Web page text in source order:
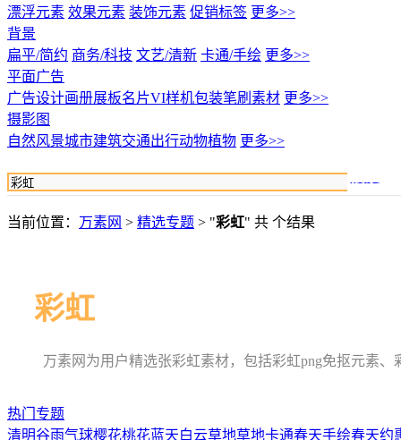
漂浮元素 效果元素 装饰元素 促销标签 更多>>
背景
扁平/简约 商务/科技 文艺/清新 卡通/手绘 更多>>
平面广告
广告设计画册展板名片VI样机包装笔刷素材 更多>>
摄影图
自然风景城市建筑交通出行动物植物 更多>>
当前位置： 万素网 > 精选专题 > "彩虹" 共 个结果
彩虹
万素网为用户精选张彩虹素材，包括彩虹png免抠元素
热门专题
清明谷雨气球樱花桃花蓝天白云草地草地卡通春天手绘春天约